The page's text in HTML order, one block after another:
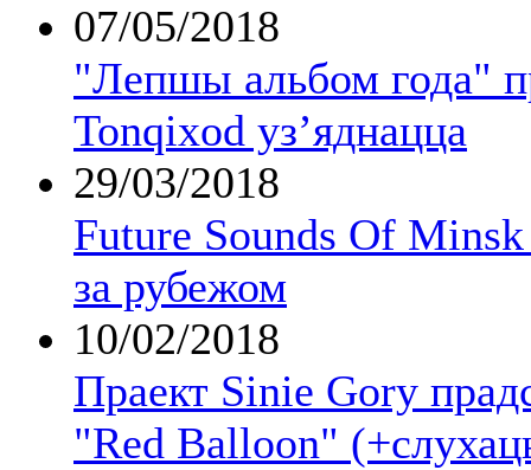
07/05/2018
"Лепшы альбом года"
Tonqixod уз’яднацца
29/03/2018
Future Sounds Of
за рубежом
10/02/2018
Праект Sinie Gory
"Red Balloon"